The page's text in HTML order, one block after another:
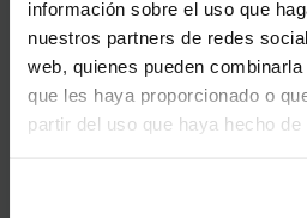
información sobre el uso que
nuestros partners de redes
web, quienes pueden
que les haya proporcionado o
partir del uso que haya hecho
FEB 3, 2025
AVI-SPL Launches Brand
and Curiosity”
YES, TAKE ME
NO, STAY ON